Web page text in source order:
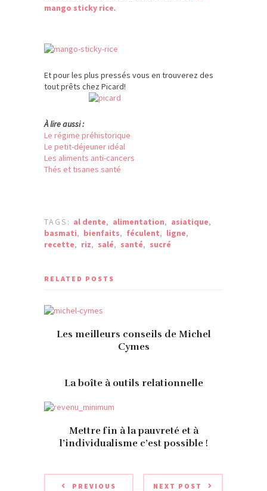
mango sticky rice.
Et pour les plus pressés vous en trouverez des
tout prêts chez Picard!
À lire aussi :
Le régime préhistorique
Le petit-déjeuner idéal
Les aliments anti-cancers
Thés et tisanes santé
TAGS: al dente, alimentation, asiatique,
basmati, bienfaits, féculent, ligne,
recette, riz, salé, santé, sucré
RELATED POSTS
Les meilleurs conseils de Michel
Cymes
La boîte à outils relationnelle
Mettre fin à la pauvreté et à
l’individualisme c’est possible !
PREVIOUS
NEXT POST